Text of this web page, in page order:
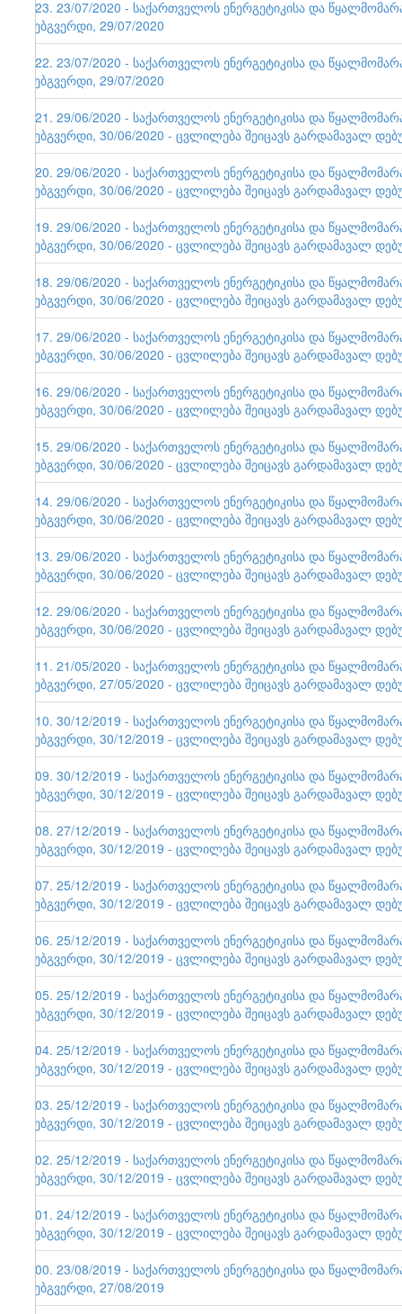
123. 23/07/2020 - საქართველოს ენერგეტიკისა და
ვებგვერდი, 29/07/2020
122. 23/07/2020 - საქართველოს ენერგეტიკისა და
ვებგვერდი, 29/07/2020
121. 29/06/2020 - საქართველოს ენერგეტიკისა და
ვებგვერდი, 30/06/2020 - ცვლილება შეიცავს გარდამავალ
120. 29/06/2020 - საქართველოს ენერგეტიკისა და
ვებგვერდი, 30/06/2020 - ცვლილება შეიცავს გარდამავალ
119. 29/06/2020 - საქართველოს ენერგეტიკისა და
ვებგვერდი, 30/06/2020 - ცვლილება შეიცავს გარდამავალ
118. 29/06/2020 - საქართველოს ენერგეტიკისა და
ვებგვერდი, 30/06/2020 - ცვლილება შეიცავს გარდამავალ
117. 29/06/2020 - საქართველოს ენერგეტიკისა და
ვებგვერდი, 30/06/2020 - ცვლილება შეიცავს გარდამავალ
116. 29/06/2020 - საქართველოს ენერგეტიკისა და
ვებგვერდი, 30/06/2020 - ცვლილება შეიცავს გარდამავალ
115. 29/06/2020 - საქართველოს ენერგეტიკისა და
ვებგვერდი, 30/06/2020 - ცვლილება შეიცავს გარდამავალ
114. 29/06/2020 - საქართველოს ენერგეტიკისა და
ვებგვერდი, 30/06/2020 - ცვლილება შეიცავს გარდამავალ
113. 29/06/2020 - საქართველოს ენერგეტიკისა და
ვებგვერდი, 30/06/2020 - ცვლილება შეიცავს გარდამავალ
112. 29/06/2020 - საქართველოს ენერგეტიკისა და
ვებგვერდი, 30/06/2020 - ცვლილება შეიცავს გარდამავალ
111. 21/05/2020 - საქართველოს ენერგეტიკისა და
ვებგვერდი, 27/05/2020 - ცვლილება შეიცავს გარდამავალ
110. 30/12/2019 - საქართველოს ენერგეტიკისა და
ვებგვერდი, 30/12/2019 - ცვლილება შეიცავს გარდამავალ
109. 30/12/2019 - საქართველოს ენერგეტიკისა და
ვებგვერდი, 30/12/2019 - ცვლილება შეიცავს გარდამავალ
108. 27/12/2019 - საქართველოს ენერგეტიკისა და
ვებგვერდი, 30/12/2019 - ცვლილება შეიცავს გარდამავალ
107. 25/12/2019 - საქართველოს ენერგეტიკისა და
ვებგვერდი, 30/12/2019 - ცვლილება შეიცავს გარდამავალ
106. 25/12/2019 - საქართველოს ენერგეტიკისა და
ვებგვერდი, 30/12/2019 - ცვლილება შეიცავს გარდამავალ
105. 25/12/2019 - საქართველოს ენერგეტიკისა და
ვებგვერდი, 30/12/2019 - ცვლილება შეიცავს გარდამავალ
104. 25/12/2019 - საქართველოს ენერგეტიკისა და
ვებგვერდი, 30/12/2019 - ცვლილება შეიცავს გარდამავალ
103. 25/12/2019 - საქართველოს ენერგეტიკისა და
ვებგვერდი, 30/12/2019 - ცვლილება შეიცავს გარდამავალ
102. 25/12/2019 - საქართველოს ენერგეტიკისა და
ვებგვერდი, 30/12/2019 - ცვლილება შეიცავს გარდამავალ
101. 24/12/2019 - საქართველოს ენერგეტიკისა და
ვებგვერდი, 30/12/2019 - ცვლილება შეიცავს გარდამავალ
100. 23/08/2019 - საქართველოს ენერგეტიკისა და
ვებგვერდი, 27/08/2019